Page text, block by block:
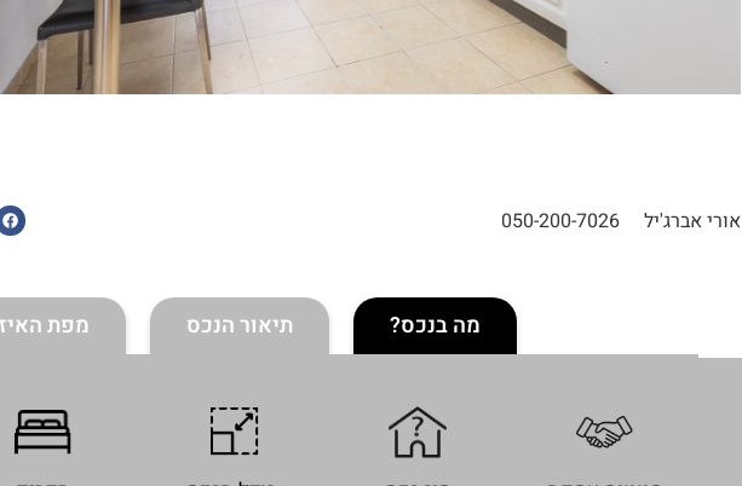
אורי אברג'יל 050-200-7026
מה בנכס? תיאור הנכס מפת